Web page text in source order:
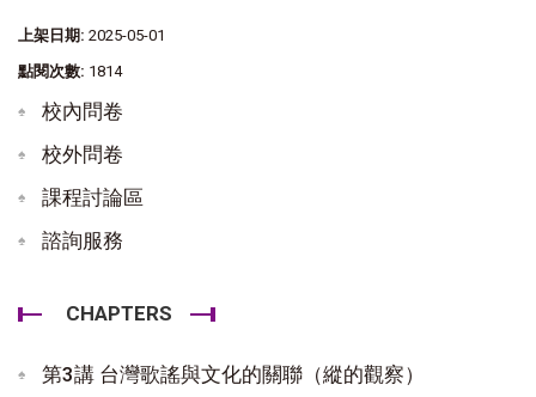
上架日期: 2025-05-01
點閱次數: 1814
校內問卷
校外問卷
課程討論區
諮詢服務
CHAPTERS
第3講 台灣歌謠與文化的關聯（縱的觀察）